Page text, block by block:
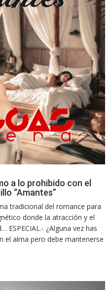
a lo prohibido con el
“Amantes”
tradicional del romance para
donde la atracción y el
ESPECIAL.- ¿Alguna vez has
el alma pero debe mantenerse